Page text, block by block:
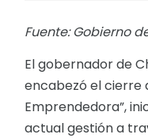
Fuente: Gobierno
El gobernador de
encabezó el cierre
Emprendedora”,
actual gestión a